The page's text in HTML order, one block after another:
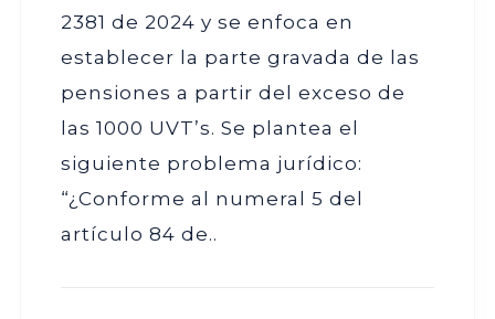
2381 de 2024 y se enfoca en
establecer la parte gravada de las
pensiones a partir del exceso de
las 1000 UVT’s. Se plantea el
siguiente problema jurídico:
“¿Conforme al numeral 5 del
artículo 84 de..